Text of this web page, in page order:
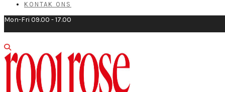
KONTAK ONS
Mon-Fri 09.00 - 17.00